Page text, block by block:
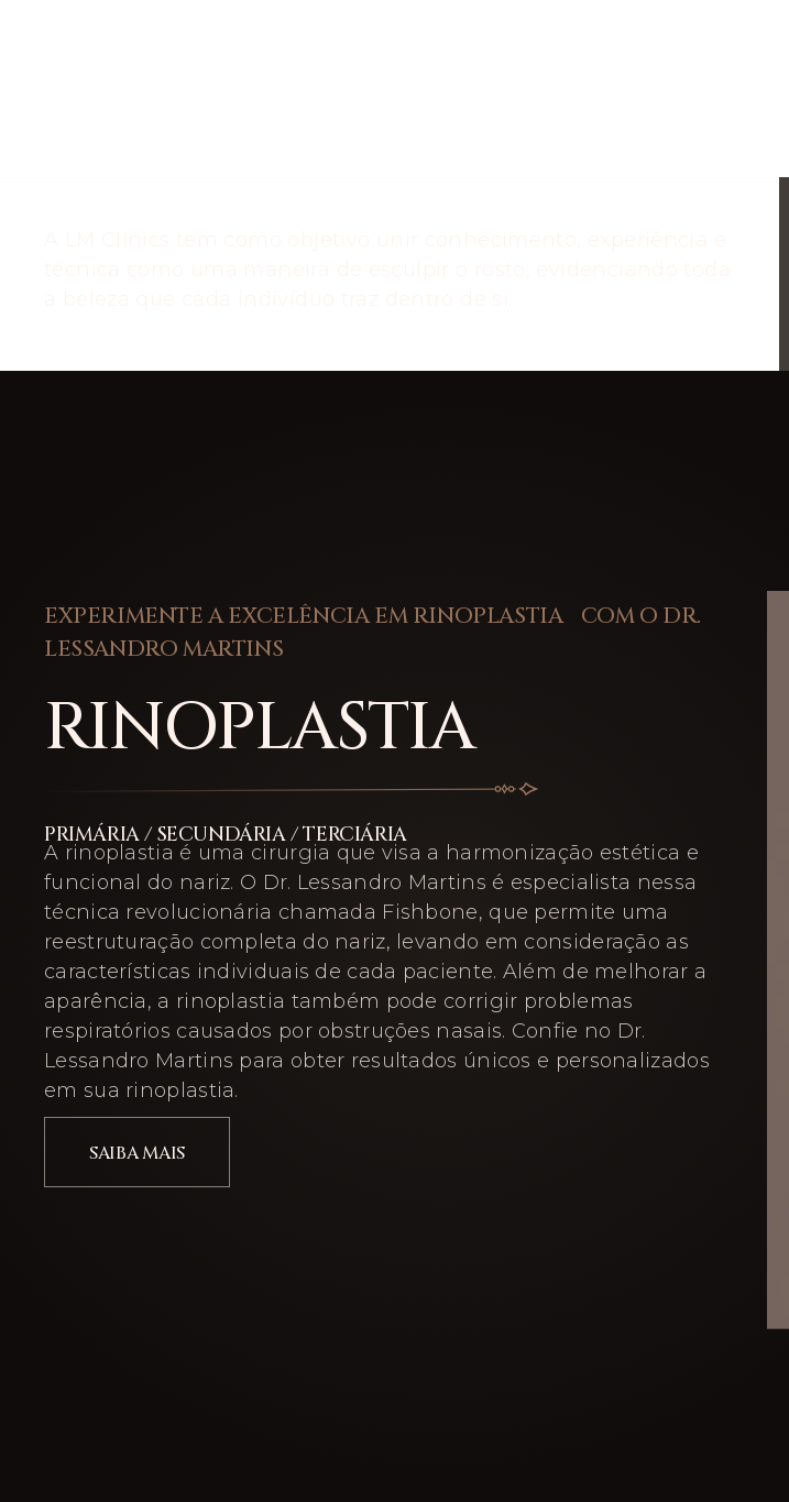
EXPERIMENTE A EXCELÊNCIA EM RINOPLASTIA COM O DR.
LESSANDRO MARTINS
RINOPLASTIA
PRIMÁRIA / SECUNDÁRIA / TERCIÁRIA
A rinoplastia é uma cirurgia que visa a harmonização estética e
funcional do nariz. O Dr. Lessandro Martins é especialista nessa
técnica revolucionária chamada Fishbone, que permite uma
reestruturação completa do nariz, levando em consideração as
características individuais de cada paciente. Além de melhorar a
aparência, a rinoplastia também pode corrigir problemas
respiratórios causados por obstruções nasais. Confie no Dr.
Lessandro Martins para obter resultados únicos e personalizados
em sua rinoplastia.
SAIBA MAIS